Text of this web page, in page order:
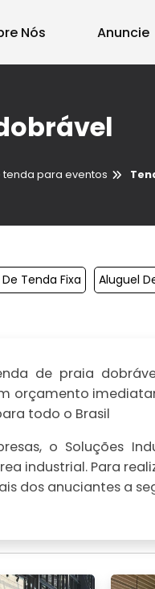
Nós Anuncie
tenda para eventos
Tenda Fixa Aluguel
de praia
orçamento
todo o Brasil
o Soluções
industrial. Para
dos anuciantes a